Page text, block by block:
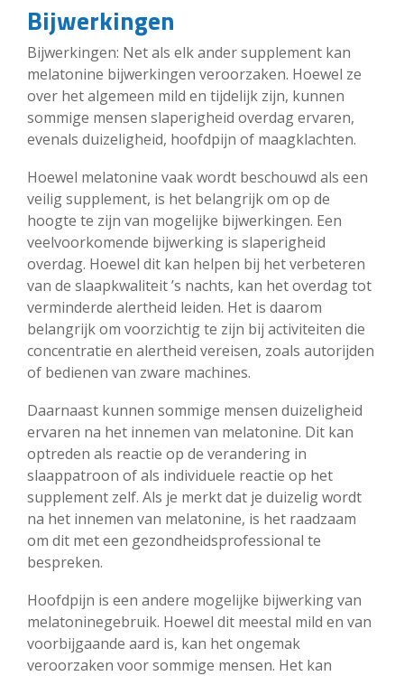
Bijwerkingen
Bijwerkingen: Net als elk ander supplement kan
melatonine bijwerkingen veroorzaken. Hoewel ze
over het algemeen mild en tijdelijk zijn, kunnen
sommige mensen slaperigheid overdag ervaren,
evenals duizeligheid, hoofdpijn of maagklachten.
Hoewel melatonine vaak wordt beschouwd als een
veilig supplement, is het belangrijk om op de
hoogte te zijn van mogelijke bijwerkingen. Een
veelvoorkomende bijwerking is slaperigheid
overdag. Hoewel dit kan helpen bij het verbeteren
van de slaapkwaliteit ’s nachts, kan het overdag tot
verminderde alertheid leiden. Het is daarom
belangrijk om voorzichtig te zijn bij activiteiten die
concentratie en alertheid vereisen, zoals autorijden
of bedienen van zware machines.
Daarnaast kunnen sommige mensen duizeligheid
ervaren na het innemen van melatonine. Dit kan
optreden als reactie op de verandering in
slaappatroon of als individuele reactie op het
supplement zelf. Als je merkt dat je duizelig wordt
na het innemen van melatonine, is het raadzaam
om dit met een gezondheidsprofessional te
bespreken.
Hoofdpijn is een andere mogelijke bijwerking van
melatoninegebruik. Hoewel dit meestal mild en van
voorbijgaande aard is, kan het ongemak
veroorzaken voor sommige mensen. Het kan